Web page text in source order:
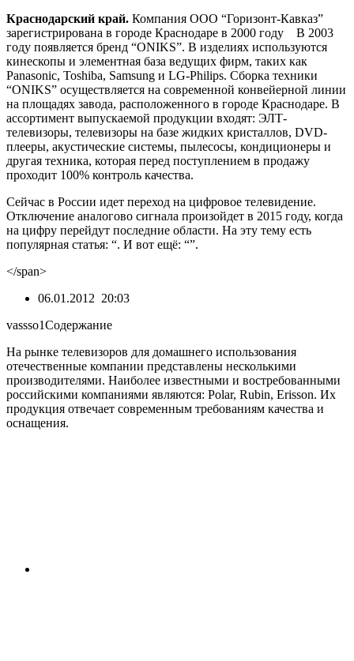
Краснодарский край. Компания ООО “Горизонт-Кавказ”
зарегистрирована в городе Краснодаре в 2000 году В 2003
году появляется бренд “ONIKS”. В изделиях используются
кинескопы и элементная база ведущих фирм, таких как
Panasonic, Toshiba, Samsung и LG-Philips. Сборка техники
“ONIKS” осуществляется на современной конвейерной линии
на площадях завода, расположенного в городе Краснодаре. В
ассортимент выпускаемой продукции входят: ЭЛТ-
телевизоры, телевизоры на базе жидких кристаллов, DVD-
плееры, акустические системы, пылесосы, кондиционеры и
другая техника, которая перед поступлением в продажу
проходит 100% контроль качества.
Сейчас в России идет переход на цифровое телевидение.
Отключение аналогово сигнала произойдет в 2015 году, когда
на цифру перейдут последние области. На эту тему есть
популярная статья: “. И вот ещё: “”.
</span>
06.01.2012 20:03
vassso1Содержание
На рынке телевизоров для домашнего использования
отечественные компании представлены несколькими
производителями. Наиболее известными и востребованными
российскими компаниями являются: Polar, Rubin, Erisson. Их
продукция отвечает современным требованиям качества и
оснащения.